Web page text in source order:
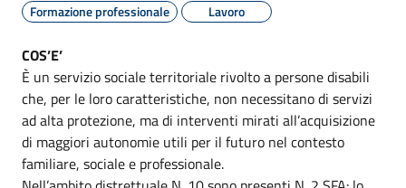
Formazione professionale
Lavoro
COS’E’
È un servizio sociale territoriale rivolto a persone disabili
che, per le loro caratteristiche, non necessitano di servizi
ad alta protezione, ma di interventi mirati all’acquisizione
di maggiori autonomie utili per il futuro nel contesto
familiare, sociale e professionale.